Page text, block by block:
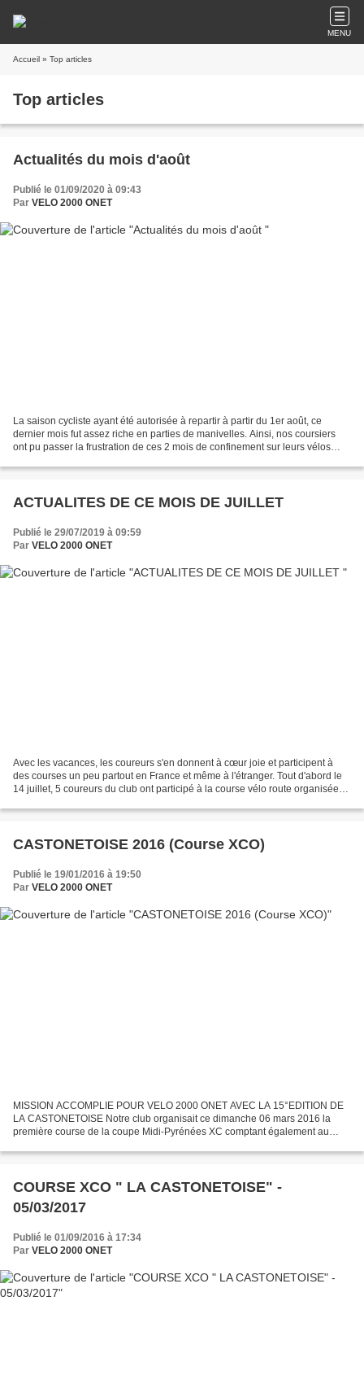
MENU
Accueil » Top articles
Top articles
Actualités du mois d'août
Publié le 01/09/2020 à 09:43
Par VELO 2000 ONET
La saison cycliste ayant été autorisée à repartir à partir du 1er août, ce
dernier mois fut assez riche en parties de manivelles. Ainsi, nos coursiers
ont pu passer la frustration de ces 2 mois de confinement sur leurs vélos
ACTUALITES DE CE MOIS DE JUILLET
Publié le 29/07/2019 à 09:59
Par VELO 2000 ONET
Avec les vacances, les coureurs s'en donnent à cœur joie et participent à
des courses un peu partout en France et même à l'étranger. Tout d'abord le
14 juillet, 5 coureurs du club ont participé à la course vélo route organisée
CASTONETOISE 2016 (Course XCO)
Publié le 19/01/2016 à 19:50
Par VELO 2000 ONET
MISSION ACCOMPLIE POUR VELO 2000 ONET AVEC LA 15°EDITION DE
LA CASTONETOISE Notre club organisait ce dimanche 06 mars 2016 la
première course de la coupe Midi-Pyrénées XC comptant également au
COURSE XCO " LA CASTONETOISE" -
05/03/2017
Publié le 01/09/2016 à 17:34
Par VELO 2000 ONET